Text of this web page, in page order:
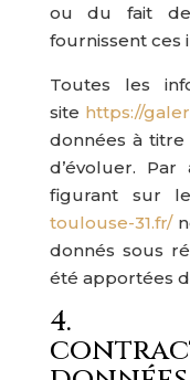
ou du fait
fournissent ces
Toutes les
site https://
données à titre
d’évoluer. Par
figurant sur
toulouse-31.fr/
donnés sous
été apportées
4.